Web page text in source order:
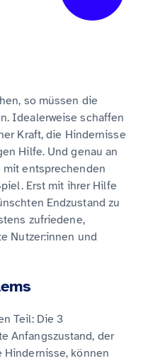
so müssen die
Idealerweise schaffen
Kraft, die Hindernisse
Hilfe. Und genau an
entsprechenden
Erst mit ihrer Hilfe
Endzustand zu
zufriedene,
Nutzer:innen und
Teil: Die 3
Anfangszustand, der
Hindernisse, können